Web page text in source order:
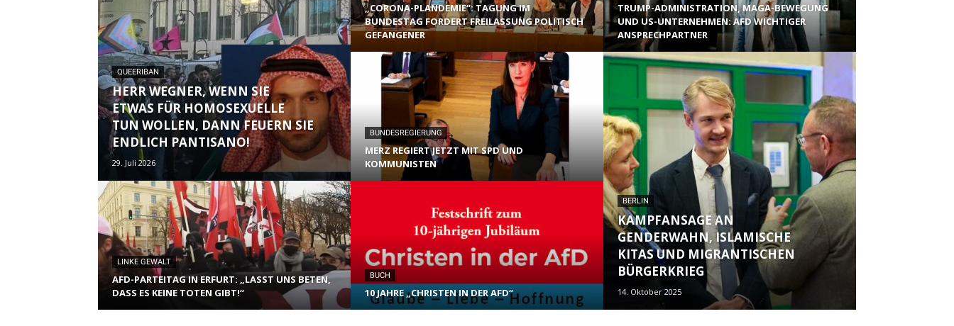
QUEERIBAN
HERR WEGNER, WENN SIE
ETWAS FÜR HOMOSEXUELLE
TUN WOLLEN, DANN FEUERN SIE
ENDLICH PANTISANO!
29. Juli 2026
LINKE GEWALT
AFD-PARTEITAG IN ERFURT: „LASST UNS BETEN,
DASS ES KEINE TOTEN GIBT!“
„CORONA-PLANDEMIE“: TAGUNG IM
BUNDESTAG FORDERT FREILASSUNG POLITISCH
GEFANGENER
BUNDESREGIERUNG
MERZ REGIERT JETZT MIT SPD UND
KOMMUNISTEN
BUCH
10 JAHRE „CHRISTEN IN DER AFD“
TRUMP-ADMINISTRATION, MAGA-BEWEGUNG
UND US-UNTERNEHMEN: AFD WICHTIGER
ANSPRECHPARTNER
BERLIN
KAMPFANSAGE AN
GENDERWAHN, ISLAMISCHE
KITAS UND MIGRANTISCHEN
BÜRGERKRIEG
14. Oktober 2025